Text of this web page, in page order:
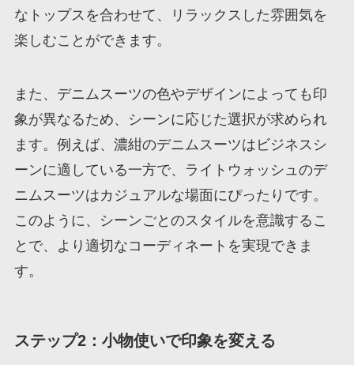
なトップスを合わせて、リラックスした雰囲気を
楽しむことができます。
また、デニムスーツの色やデザインによっても印
象が異なるため、シーンに応じた選択が求められ
ます。例えば、濃紺のデニムスーツはビジネスシ
ーンに適している一方で、ライトウォッシュのデ
ニムスーツはカジュアルな場面にぴったりです。
このように、シーンごとのスタイルを意識するこ
とで、より適切なコーディネートを実現できま
す。
ステップ2：小物使いで印象を変える